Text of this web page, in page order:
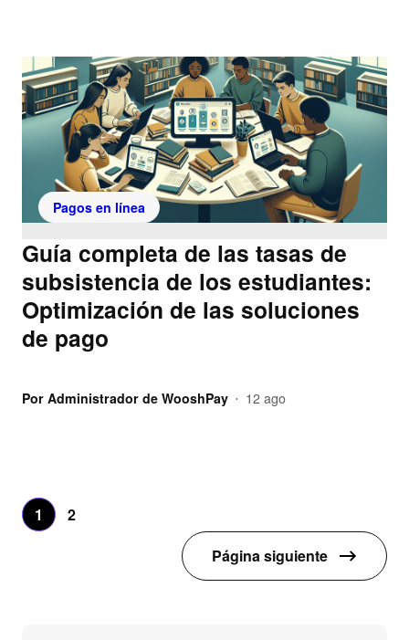
Pagos en línea
Guía completa de las tasas de
subsistencia de los estudiantes:
Optimización de las soluciones
de pago
Por Administrador de WooshPay • 12 ago
1
2
Página siguiente